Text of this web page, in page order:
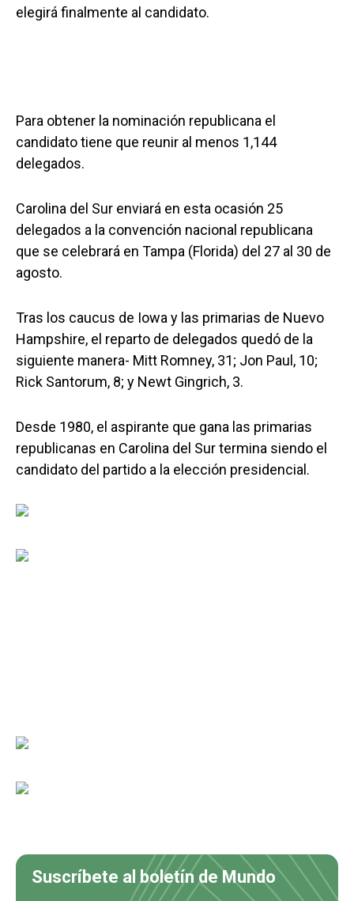
elegirá finalmente al candidato.
Para obtener la nominación republicana el
candidato tiene que reunir al menos 1,144
delegados.
Carolina del Sur enviará en esta ocasión 25
delegados a la convención nacional republicana
que se celebrará en Tampa (Florida) del 27 al 30 de
agosto.
Tras los caucus de Iowa y las primarias de Nuevo
Hampshire, el reparto de delegados quedó de la
siguiente manera- Mitt Romney, 31; Jon Paul, 10;
Rick Santorum, 8; y Newt Gingrich, 3.
Desde 1980, el aspirante que gana las primarias
republicanas en Carolina del Sur termina siendo el
candidato del partido a la elección presidencial.
Suscríbete al boletín de Mundo